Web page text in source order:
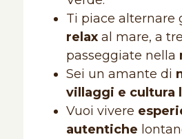
Ti piace alternare
relax al mare, a
passeggiate nella
Sei un amante di
villaggi e cultura
Vuoi vivere
autentiche